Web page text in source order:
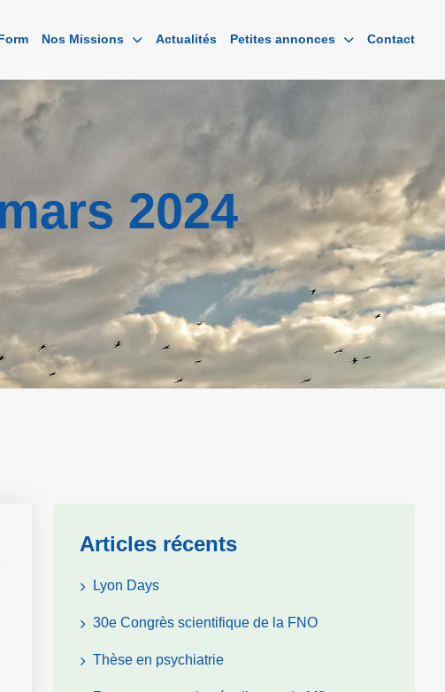
Nos Missions Actualités Petites annonces Contact
2024
Articles récents
Lyon Days
30e Congrès scientifique de la FNO
Thèse en psychiatrie